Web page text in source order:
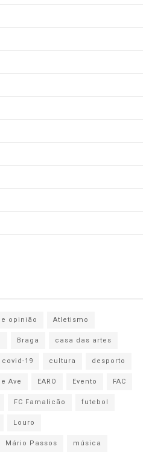
opinião
Atletismo
Braga
casa das artes
covid-19 cultura
desporto
Ave EARO Evento
FAC
FC Famalicão
futebol
Louro
Mário Passos
música